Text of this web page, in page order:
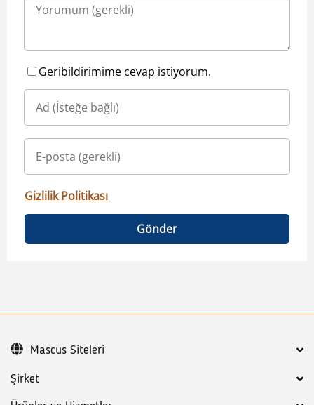
Geribildirimime cevap istiyorum.
Gizlilik Politikası
Gönder
Şirket
Mascus Siteleri